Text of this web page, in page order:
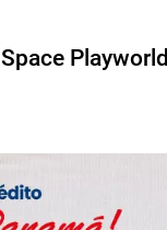
Space Playworld